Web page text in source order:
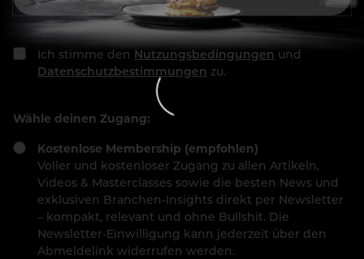
Ich stimme den Nutzungsbedingungen und
Datenschutzbestimmungen zu.
Wähle deinen Zugang:
Kostenlose Membership (empfohlen)
Voller und kostenloser Zugang zu allen Artikeln,
Videos & Masterclasses sowie die besten News und
exklusiven Branchen-Insights direkt per Newsletter
– kompakt, relevant und ohne Bullshit. Die
Newsletter-Einwilligung kann jederzeit über den
Abmeldelink widerrufen werden.